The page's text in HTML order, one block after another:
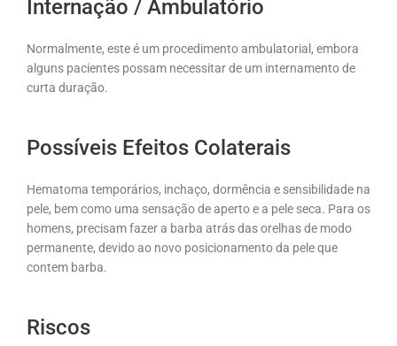
Internação / Ambulatório
Normalmente, este é um procedimento ambulatorial, embora
alguns pacientes possam necessitar de um internamento de
curta duração.
Possíveis Efeitos Colaterais
Hematoma temporários, inchaço, dormência e sensibilidade na
pele, bem como uma sensação de aperto e a pele seca. Para os
homens, precisam fazer a barba atrás das orelhas de modo
permanente, devido ao novo posicionamento da pele que
contem barba.
Riscos